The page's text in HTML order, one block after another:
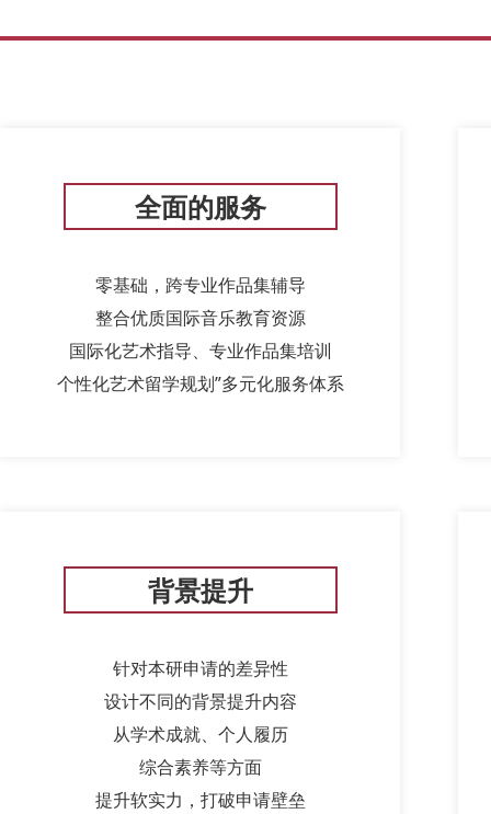
全面的服务
零基础，跨专业作品集辅导
整合优质国际音乐教育资源
国际化艺术指导、专业作品集培训
个性化艺术留学规划”多元化服务体系
背景提升
针对本研申请的差异性
设计不同的背景提升内容
从学术成就、个人履历
综合素养等方面
提升软实力，打破申请壁垒